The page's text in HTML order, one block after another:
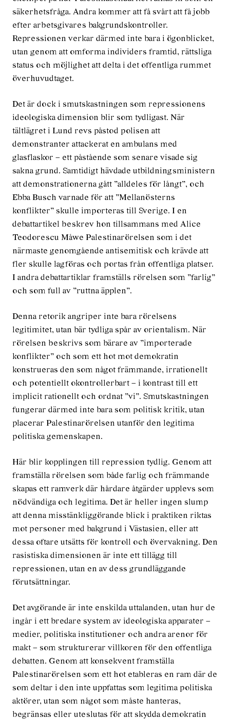
säkerhetsfråga. Andra kommer att få svårt att få jobb
efter arbetsgivares bakgrundskontroller.
Repressionen verkar därmed inte bara i ögonblicket,
utan genom att omforma individers framtid, rättsliga
status och möjlighet att delta i det offentliga rummet
överhuvudtaget.
Det är dock i smutskastningen som repressionens
ideologiska dimension blir som tydligast. När
tältlägret i Lund revs påstod polisen att
demonstranter attackerat en ambulans med
glasflaskor – ett påstående som senare visade sig
sakna grund. Samtidigt hävdade utbildningsministern
att demonstrationerna gått ”alldeles för långt”, och
Ebba Busch varnade för att ”Mellanösterns
konflikter” skulle importeras till Sverige. I en
debattartikel beskrev hon tillsammans med Alice
Teodorescu Måwe Palestinarörelsen som i det
närmaste genomgående antisemitisk och krävde att
fler skulle lagföras och portas från offentliga platser.
I andra debattartiklar framställs rörelsen som ”farlig”
och som full av ”ruttna äpplen”.
Denna retorik angriper inte bara rörelsens
legitimitet, utan bär tydliga spår av orientalism. När
rörelsen beskrivs som bärare av ”importerade
konflikter” och som ett hot mot demokratin
konstrueras den som något främmande, irrationellt
och potentiellt okontrollerbart – i kontrast till ett
implicit rationellt och ordnat ”vi”. Smutskastningen
fungerar därmed inte bara som politisk kritik, utan
placerar Palestinarörelsen utanför den legitima
politiska gemenskapen.
Här blir kopplingen till repression tydlig. Genom att
framställa rörelsen som både farlig och främmande
skapas ett ramverk där hårdare åtgärder upplevs som
nödvändiga och legitima. Det är heller ingen slump
att denna misstänkliggörande blick i praktiken riktas
mot personer med bakgrund i Västasien, eller att
dessa oftare utsätts för kontroll och övervakning. Den
rasistiska dimensionen är inte ett tillägg till
repressionen, utan en av dess grundläggande
förutsättningar.
Det avgörande är inte enskilda uttalanden, utan hur de
ingår i ett bredare system av ideologiska apparater –
medier, politiska institutioner och andra arenor för
makt – som strukturerar villkoren för den offentliga
debatten. Genom att konsekvent framställa
Palestinarörelsen som ett hot etableras en ram där de
som deltar i den inte uppfattas som legitima politiska
aktörer, utan som något som måste hanteras,
begränsas eller uteslutas för att skydda demokratin